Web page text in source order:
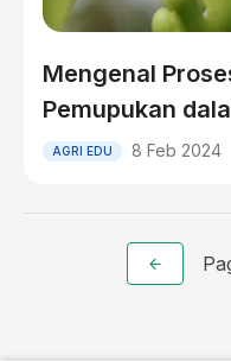
Mengenal
Pemupukan
AGRI EDU 8 Feb 2024